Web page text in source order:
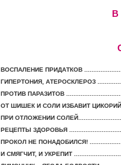
В
ВОСПАЛЕНИЕ ПРИДАТКОВ
ГИПЕРТОНИЯ, АТЕРОСКЛЕРОЗ
ПРОТИВ ПАРАЗИТОВ
ОТ ШИШЕК И СОЛИ ИЗБАВИТ ЦИКОРИЙ
ПРИ ОТЛОЖЕНИИ
РЕЦЕПТЫ ЗДОРОВЬЯ
ПРОКОЛ НЕ ПОНАДОБИЛСЯ!
И СМЯГЧИТ, И УКРЕПИТ